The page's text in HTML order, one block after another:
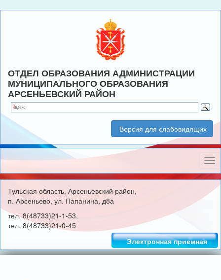
ОТДЕЛ ОБРАЗОВАНИЯ АДМИНИСТРАЦИИ
МУНИЦИПАЛЬНОГО ОБРАЗОВАНИЯ
АРСЕНЬЕВСКИЙ РАЙОН
Версия для слабовидящих
Тульская область, Арсеньевский район,
п. Арсеньево, ул. Папанина, д8а
тел. 8(48733)21-1-53,
тел. 8(48733)21-0-45
Электронная приемная